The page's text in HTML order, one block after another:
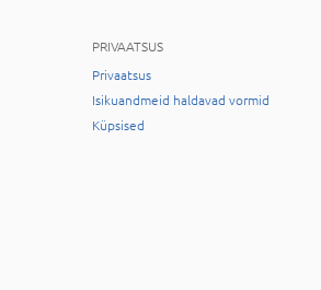
PRIVAATSUS
Privaatsus
Isikuandmeid haldavad vormid
Küpsised